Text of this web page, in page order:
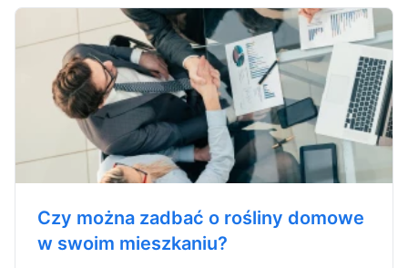
Czy można zadbać o rośliny domowe
w swoim mieszkaniu?